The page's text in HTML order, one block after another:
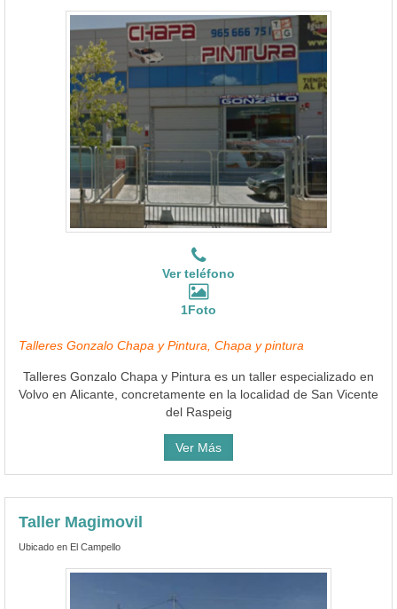
Ver teléfono
1Foto
Talleres Gonzalo Chapa y Pintura, Chapa y pintura
Talleres Gonzalo Chapa y Pintura es un taller especializado en
Volvo en Alicante, concretamente en la localidad de San Vicente
del Raspeig
Ver Más
Taller Magimovil
Ubicado en El Campello